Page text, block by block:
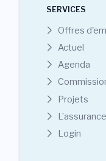
SERVICES
Offres
Actuel
Agenda
Projets
Login